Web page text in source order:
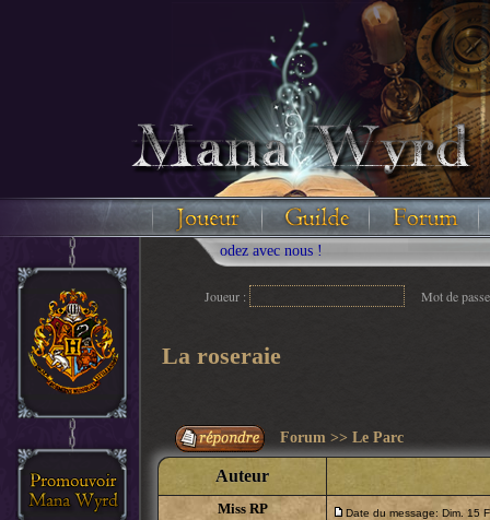
Joueur : Mot de
La roseraie
Forum >> Le Parc
Auteur
Miss RP Date du message: Dim. 15